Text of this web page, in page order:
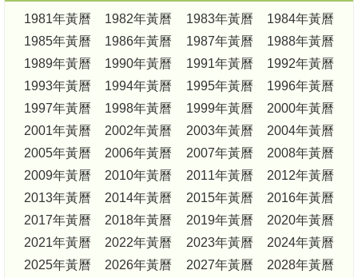
1981年黃曆 1982年黃曆 1983年黃曆
1984年黃曆
1985年黃曆
1986年黃曆 1987年黃曆
1988年黃曆
1989年黃曆
1990年黃曆 1991年黃曆
1992年黃曆
1993年黃曆
1994年黃曆 1995年黃曆
1996年黃曆
1997年黃曆
1998年黃曆 1999年黃曆
2000年黃曆
2001年黃曆
2002年黃曆 2003年黃曆
2004年黃曆
2005年黃曆
2006年黃曆 2007年黃曆
2008年黃曆
2009年黃曆
2010年黃曆 2011年黃曆
2012年黃曆
2013年黃曆
2014年黃曆 2015年黃曆
2016年黃曆
2017年黃曆
2018年黃曆 2019年黃曆
2020年黃曆
2021年黃曆
2022年黃曆 2023年黃曆
2024年黃曆
2025年黃曆
2026年黃曆 2027年黃曆 2028年黃曆